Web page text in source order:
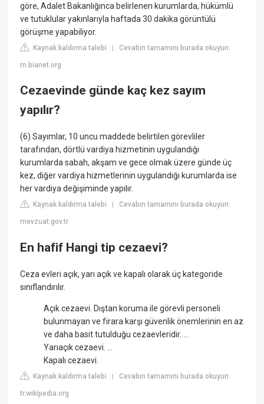
göre, Adalet Bakanlığınca belirlenen kurumlarda, hükümlü
ve tutuklular yakınlarıyla haftada 30 dakika görüntülü
görüşme yapabiliyor.
Kaynak kaldırma talebi |Cevabın tamamını burada okuyun:
m.bianet.org
Cezaevinde günde kaç kez sayım
yapılır?
(6) Sayımlar, 10 uncu maddede belirtilen görevliler
tarafından, dörtlü vardiya hizmetinin uygulandığı
kurumlarda sabah, akşam ve gece olmak üzere günde üç
kez, diğer vardiya hizmetlerinin uygulandığı kurumlarda ise
her vardiya değişiminde yapılır.
Kaynak kaldırma talebi |Cevabın tamamını burada okuyun:
mevzuat.gov.tr
En hafif Hangi tip cezaevi?
Ceza evleri açık, yarı açık ve kapalı olarak üç kategoride
sınıflandırılır.
Açık cezaevi. Dıştan koruma ile görevli personeli
bulunmayan ve firara karşı güvenlik önemlerinin en az
ve daha basit tutulduğu cezaevleridir. ...
Yarıaçık cezaevi. ...
Kapalı cezaevi.
Kaynak kaldırma talebi |Cevabın tamamını burada okuyun:
tr.wikipedia.org